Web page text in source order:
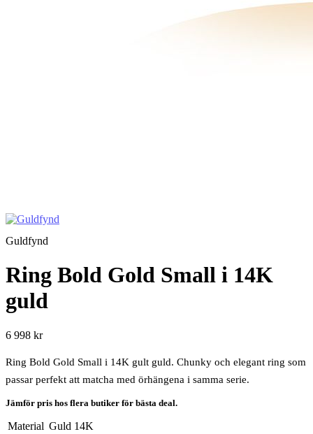
Guldfynd
Ring Bold Gold Small i 14K
guld
6 998 kr
Ring Bold Gold Small i 14K gult guld. Chunky och elegant ring som
passar perfekt att matcha med örhängena i samma serie.
Jämför pris hos flera butiker för bästa deal.
Material Guld 14K